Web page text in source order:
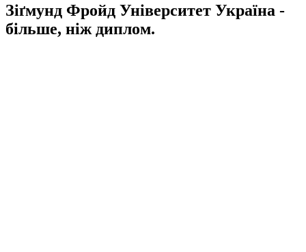
Зіґмунд Фройд Університет Україна -
більше, ніж диплом.